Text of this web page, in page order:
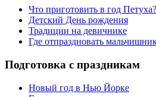
Что приготовить в год Петуха?
Детский День рождения
Традиции на девичнике
Где отпраздновать
Подготовка с праздникам
Новый год в Нью Йорке